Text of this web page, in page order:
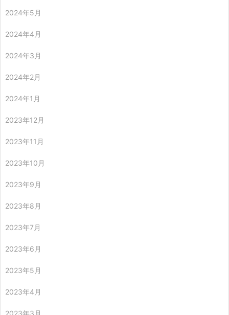
2024年5月
2024年4月
2024年3月
2024年2月
2024年1月
2023年12月
2023年11月
2023年10月
2023年9月
2023年8月
2023年7月
2023年6月
2023年5月
2023年4月